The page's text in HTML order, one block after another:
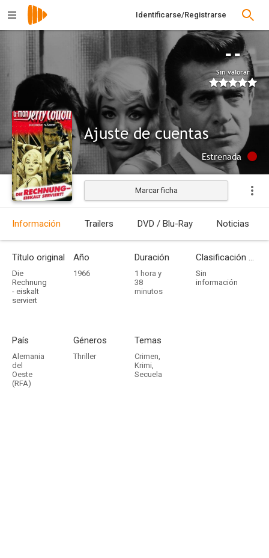
Identificarse/Registrarse
--
Sin valorar
Ajuste de cuentas
Estrenada
Marcar ficha
Información Trailers DVD / Blu-Ray Noticias
Título original
Die
Rechnung
- eiskalt
serviert
Año
1966
Duración
1 hora y
38
minutos
Clasificación por edades
Sin
información
País
Alemania
del
Oeste
(RFA)
Géneros
Thriller
Temas
Crimen,
Krimi,
Secuela